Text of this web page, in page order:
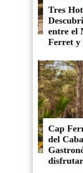
Tres
entre el
Ferret y
Cap
del